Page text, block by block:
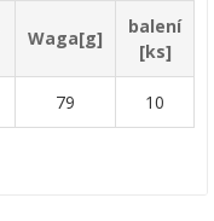
Waga[g]
balení
[ks]
79 10